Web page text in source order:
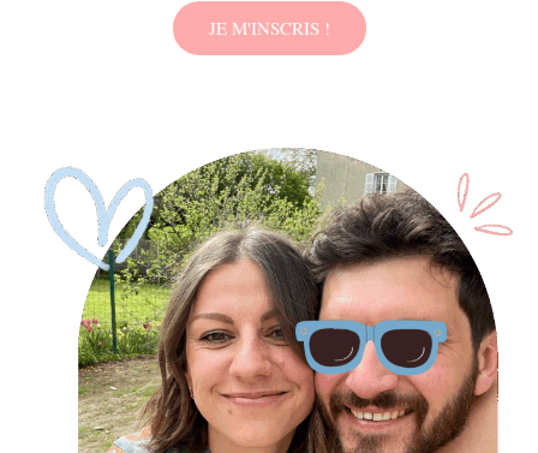
JE M'INSCRIS !